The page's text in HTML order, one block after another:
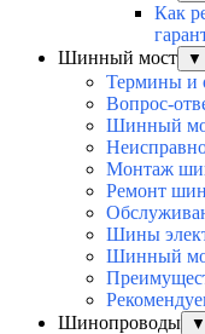
Как
Шинный мост
▼
Термины и
Вопрос-
Шинный
Монтаж
Ремонт
Шины
Шинный
Шинопроводы
▼